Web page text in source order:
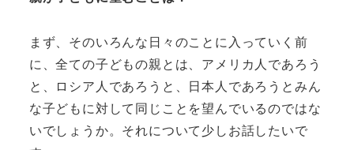
まず、そのいろんな日々のことに入っていく前
に、全ての子どもの親とは、アメリカ人であろう
と、ロシア人であろうと、日本人であろうとみん
な子どもに対して同じことを望んでいるのではな
いでしょうか。それについて少しお話したいで